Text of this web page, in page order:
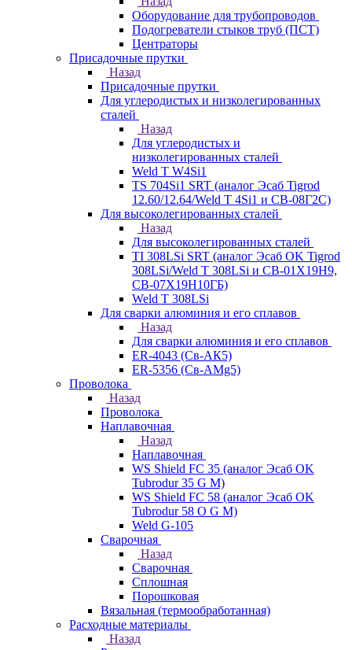
Оборудование для трубопроводов
Подогреватели стыков труб (ПСТ)
Центраторы
Присадочные прутки
Назад
Присадочные прутки
Для углеродистых и низколегированных
сталей
Назад
Для углеродистых и
низколегированных сталей
Weld T W4Si1
TS 704Si1 SRT (аналог Эсаб Tigrod
12.60/12.64/Weld T 4Si1 и СВ-08Г2С)
Для высоколегированных сталей
Назад
Для высоколегированных сталей
TI 308LSi SRT (аналог Эсаб OK Tigrod
308LSi/Weld T 308LSi и СВ-01Х19Н9,
СВ-07Х19Н10ГБ)
Weld T 308LSi
Для сварки алюминия и его сплавов
Назад
Для сварки алюминия и его сплавов
ER-4043 (Св-АК5)
ER-5356 (Св-АМg5)
Проволока
Назад
Проволока
Наплавочная
Назад
Наплавочная
WS Shield FC 35 (аналог Эсаб OK
Tubrodur 35 G M)
WS Shield FC 58 (аналог Эсаб OK
Tubrodur 58 O G M)
Weld G-105
Сварочная
Назад
Сварочная
Сплошная
Порошковая
Вязальная (термообработанная)
Расходные материалы
Назад